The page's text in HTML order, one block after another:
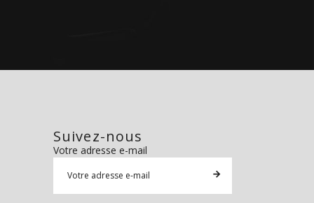
Suivez-nous
Votre adresse e-mail